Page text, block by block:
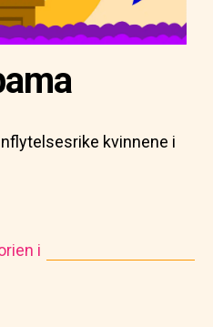
kvinnene i
i